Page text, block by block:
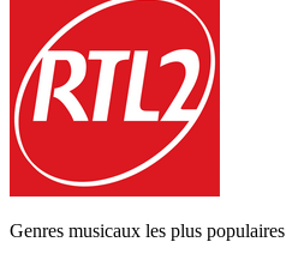
Genres musicaux les plus populaires